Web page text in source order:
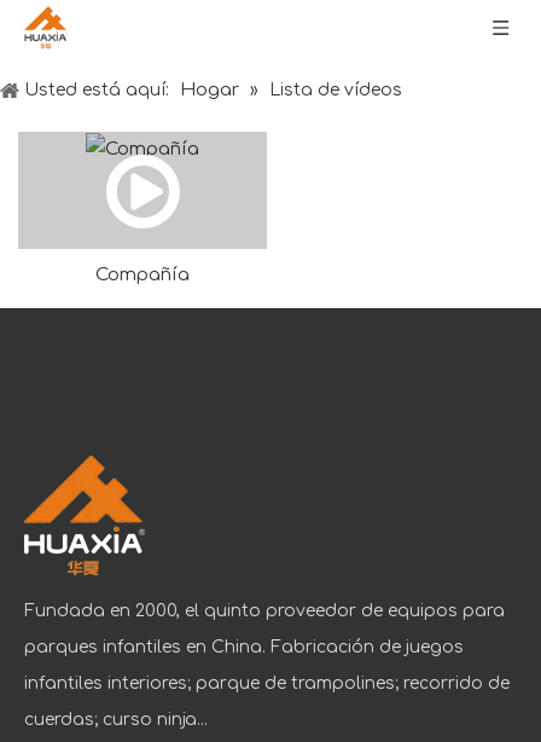
Usted está aquí: Hogar » Lista de vídeos
Compañía
Fundada en 2000, el quinto proveedor de equipos para
parques infantiles en China. Fabricación de juegos
infantiles interiores; parque de trampolines; recorrido de
cuerdas; curso ninja...